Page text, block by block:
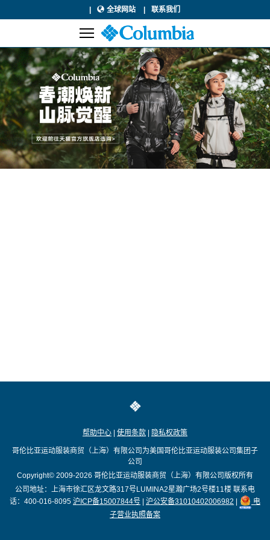
全球网站 联系我们
帮助中心 使用条款 隐私权政策
哥伦比亚运动服装商贸（上海）有限公司为美国哥伦比亚运动服装公司集团子
公司
Copyright© 2009-2026 哥伦比亚运动服装商贸（上海）有限公司版权所有
公司地址：上海市徐汇区龙文路317号LUMINA2星瀚广场2号楼11楼 联系电
话：400-016-8095 沪ICP备15007844号 沪公安备31010402006982
电
子营业执照备案